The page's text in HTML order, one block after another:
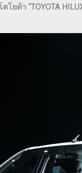
HILUX